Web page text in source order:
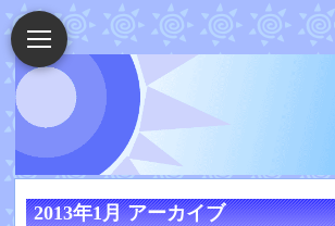
2013年1月 アーカイブ